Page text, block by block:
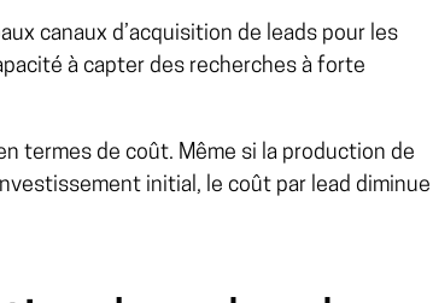
canaux d’acquisition de leads pour les
à capter des recherches à forte
termes de coût. Même si la production de
initial, le coût par lead diminue